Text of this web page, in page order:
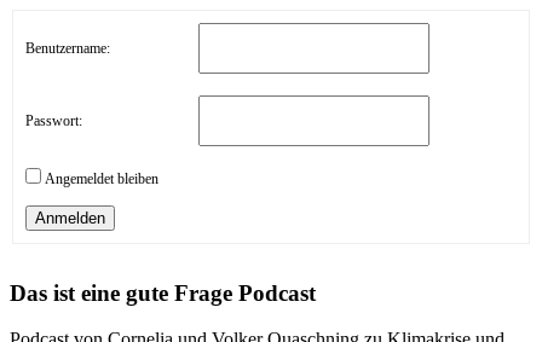
Benutzername:
Passwort:
Angemeldet bleiben
Anmelden
Das ist eine gute Frage Podcast